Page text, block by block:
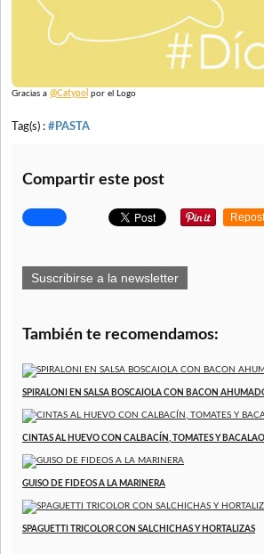
Gracias a @Catypol por el Logo
Tag(s) : #PASTA
Compartir este post
Repost
Suscribirse a la newsletter
También te recomendamos:
SPIRALONI EN SALSA BOSCAIOLA CON BACON
CINTAS AL HUEVO CON CALBACÍN, TOMATES Y
GUISO DE FIDEOS A LA MARINERA
SPAGUETTI TRICOLOR CON SALCHICHAS Y HORTALIZAS